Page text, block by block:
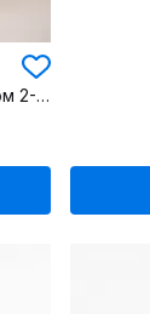
Деловой мужской костюм 2-ка с зауженными брюками из текстиля